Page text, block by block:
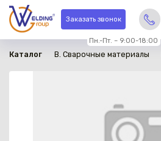
Заказать звонок
Пн.-Пт. – 9:00-18:00
Каталог B. Сварочные материалы
в наличии